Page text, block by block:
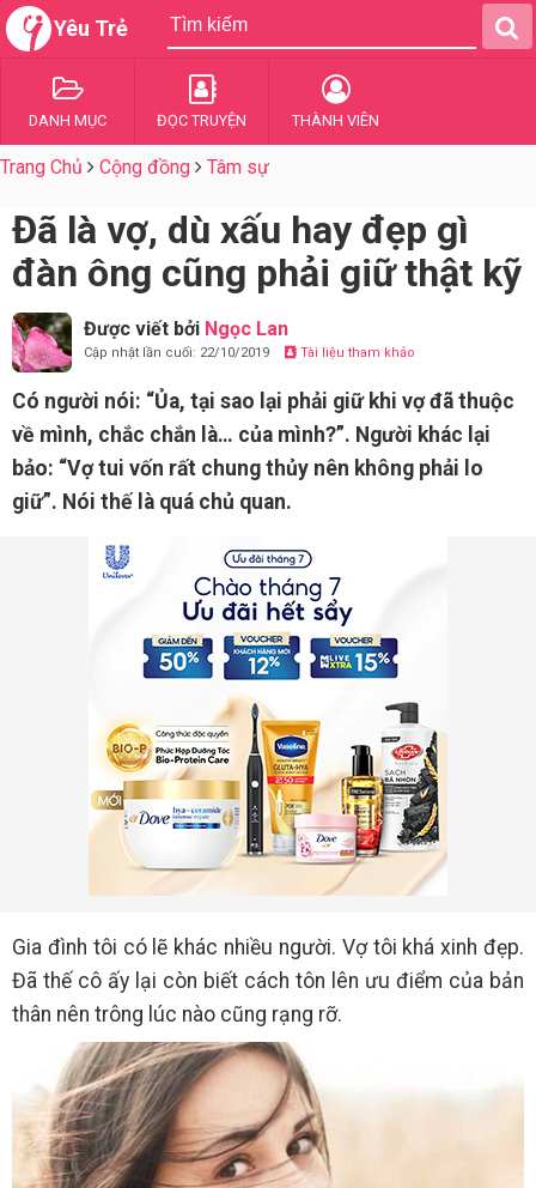
Yêu Trẻ
DANH MỤC ĐỌC TRUYỆN THÀNH VIÊN
Trang Chủ Cộng đồng Tâm sự
Đã là vợ, dù xấu hay đẹp gì
đàn ông cũng phải giữ thật kỹ
Được viết bởi Ngọc Lan
Cập nhật lần cuối: 22/10/2019 Tài liệu tham khảo
Có người nói: “Ủa, tại sao lại phải giữ khi vợ đã thuộc
về mình, chắc chắn là… của mình?”. Người khác lại
bảo: “Vợ tui vốn rất chung thủy nên không phải lo
giữ”. Nói thế là quá chủ quan.
Gia đình tôi có lẽ khác nhiều người. Vợ tôi khá xinh đẹp.
Đã thế cô ấy lại còn biết cách tôn lên ưu điểm của bản
thân nên trông lúc nào cũng rạng rỡ.